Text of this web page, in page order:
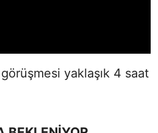
yaklaşık 4 saat